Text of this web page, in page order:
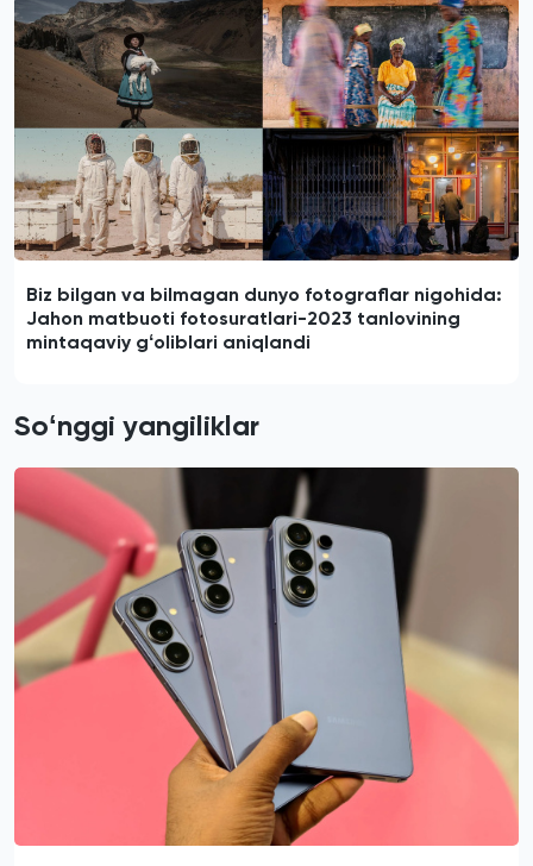
Biz bilgan va bilmagan dunyo fotograflar nigohida:
Jahon matbuoti fotosuratlari-2023 tanlovining
mintaqaviy gʻoliblari aniqlandi
Soʻnggi yangiliklar